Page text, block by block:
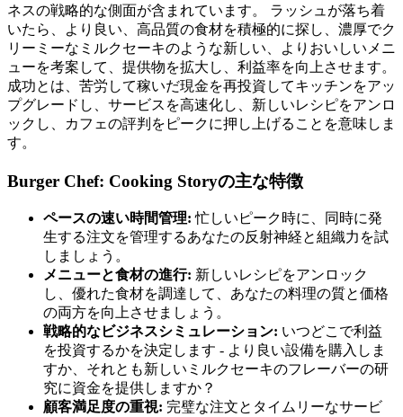
ネスの戦略的な側面が含まれています。 ラッシュが落ち着
いたら、より良い、高品質の食材を積極的に探し、濃厚でク
リーミーなミルクセーキのような新しい、よりおいしいメニ
ューを考案して、提供物を拡大し、利益率を向上させます。
成功とは、苦労して稼いだ現金を再投資してキッチンをアッ
プグレードし、サービスを高速化し、新しいレシピをアンロ
ックし、カフェの評判をピークに押し上げることを意味しま
す。
Burger Chef: Cooking Storyの主な特徴
ペースの速い時間管理: 忙しいピーク時に、同時に発
生する注文を管理するあなたの反射神経と組織力を試
しましょう。
メニューと食材の進行: 新しいレシピをアンロック
し、優れた食材を調達して、あなたの料理の質と価格
の両方を向上させましょう。
戦略的なビジネスシミュレーション: いつどこで利益
を投資するかを決定します - より良い設備を購入しま
すか、それとも新しいミルクセーキのフレーバーの研
究に資金を提供しますか？
顧客満足度の重視: 完璧な注文とタイムリーなサービ